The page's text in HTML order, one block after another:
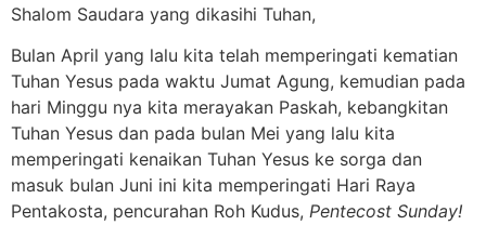
Shalom Saudara yang dikasihi Tuhan,
Bulan April yang lalu kita telah memperingati kematian
Tuhan Yesus pada waktu Jumat Agung, kemudian pada
hari Minggu nya kita merayakan Paskah, kebangkitan
Tuhan Yesus dan pada bulan Mei yang lalu kita
memperingati kenaikan Tuhan Yesus ke sorga dan
masuk bulan Juni ini kita memperingati Hari Raya
Pentakosta, pencurahan Roh Kudus, Pentecost Sunday!